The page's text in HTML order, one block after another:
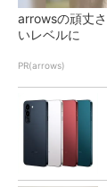
arrowsの頑丈
いレベルに
PR(arrows)